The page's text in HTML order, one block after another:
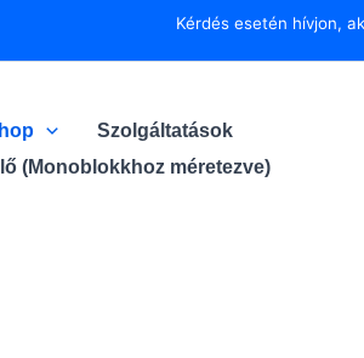
Kérdés esetén hívjon,
Szolgáltatások
(Monoblokkhoz méretezve)